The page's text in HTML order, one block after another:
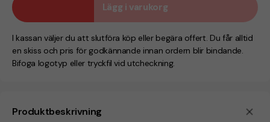
Produktbeskrivning
Lägg i varukorg
I kassan väljer du att slutföra köp eller begära offert. Du får alltid
en skiss och pris för godkännande innan ordern blir bindande.
Bifoga logotyp eller tryckfil vid utcheckning.